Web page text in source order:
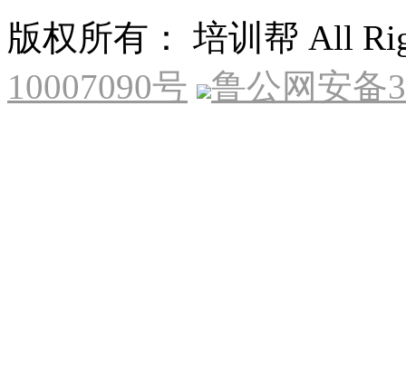
版权所有： 培训帮 All
10007090号
鲁公网安备